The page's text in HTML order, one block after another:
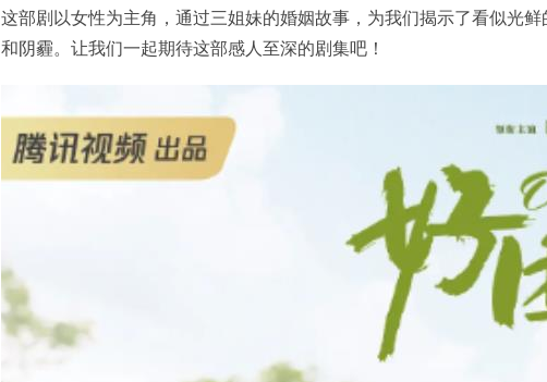
这部剧以女性为主角，通过三姐妹的婚姻故事，为我们揭示了看似光
和阴霾。让我们一起期待这部感人至深的剧集吧！